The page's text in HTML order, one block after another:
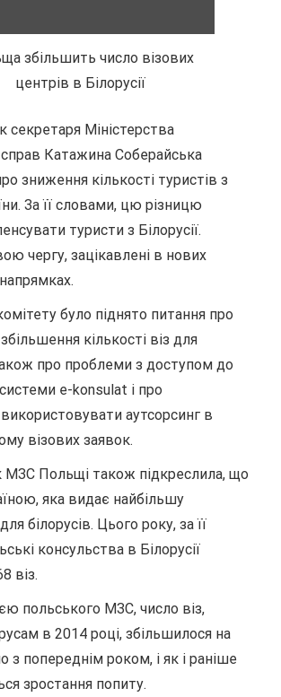
збільшить число візових
центрів в Білорусії
секретаря Міністерства
Катажина Соберайська
зниження кількості туристів з
За її словами, цю різницю
туристи з Білорусії.
чергу, зацікавлені в нових
було піднято питання про
кількості віз для
про проблеми з доступом до
e-konsulat і про
використовувати аутсорсинг в
візових заявок.
МЗС Польщі також підкреслила, що
яка видає найбільшу
білорусів. Цього року, за її
консульства в Білорусії
віз.
польського МЗС, число віз,
в 2014 році, збільшилося на
з попереднім роком, і як і раніше
зростання попиту.